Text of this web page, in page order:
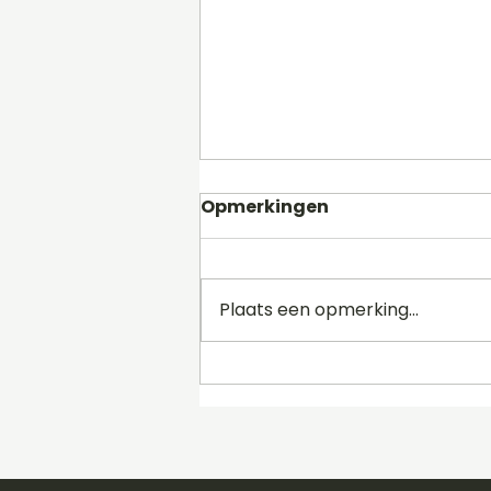
Soundslice Updates:
Opmerkingen
Plaats een opmerking...